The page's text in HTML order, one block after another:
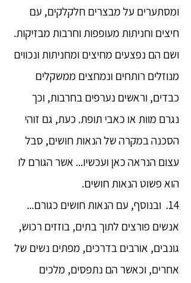
ומסתערים על מבצרים חלקלקים, עם
חיצים וחניתות מעופפות וחרבות מבזיקות.
ושם הם נפצעים מחיצים ומחניתות ונכווים
מנוזלים רותחים ונמחצים ממשקלים
כבדים, וראשים נערפים בחרבות, וכך
נגרם מוות או כאבי תופת. כעת, גם זוהי
הסכנה במקרה של הנאות חושים, סבל
עצום הנראה כאן ועכשיו... אשר הגורם לו
הוא פשוט הנאות חושים.
14. ובנוסף, עם הנאות חושים כגורם...
אנשים פורצים לתוך בתים, בוזזים רכוש,
גונבים, אורבים בדרכים, מפתים נשים של
אחרים, וכאשר הם נתפסים, מלכים